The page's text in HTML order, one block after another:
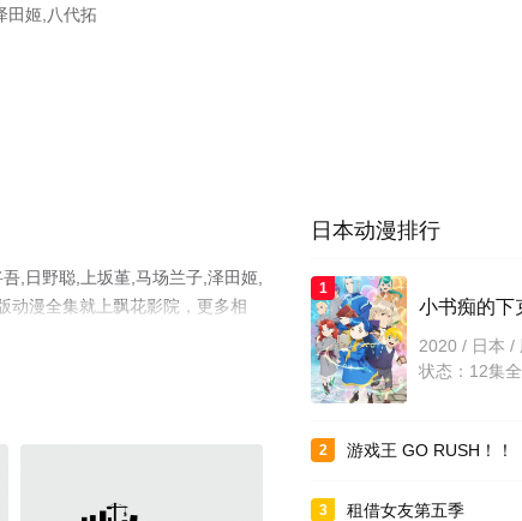
田姬,八代拓
,日野聪,上坂堇,马场兰子,泽田姬,
动漫全集就上飘花影院，更多相
日本动漫排行
1
状态：12集全
2 游戏王 GO RUSH！！
3 租借女友第五季